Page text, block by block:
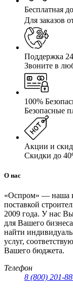
Бесплатная
Для заказов
Поддержка
Звоните в
100%
Безопасные
Акции и
Скидки до
О нас
«Оспром» — наша
поставкой
2009 года. У нас
для Вашего
найти
услуг,
Вашего бюджета.
Телефон
8 (800) 201-